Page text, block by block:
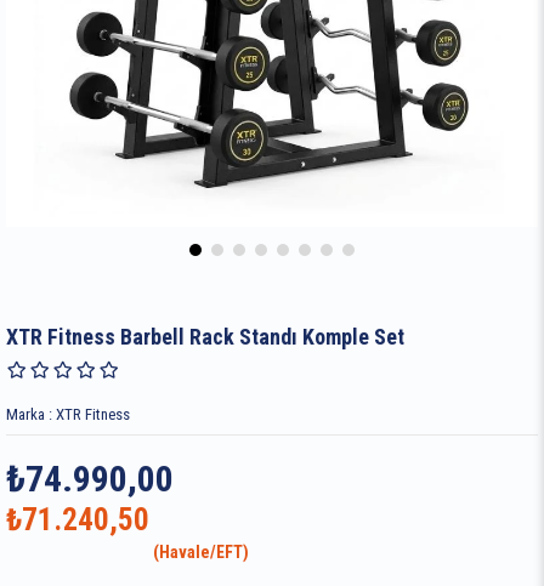
XTR Fitness Barbell Rack Standı Komple Set
Marka : XTR Fitness
₺74.990,00
₺71.240,50